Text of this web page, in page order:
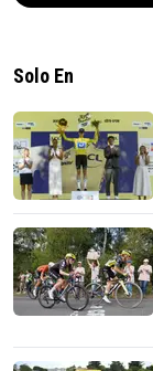
Solo En